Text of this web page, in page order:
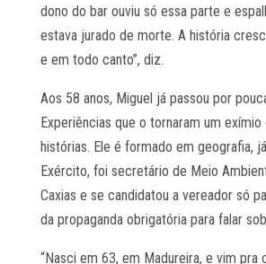
dono do bar ouviu só essa parte e
estava jurado de morte. A história
e em todo canto”, diz.
Aos 58 anos, Miguel já passou por
Experiências que o tornaram um
histórias. Ele é formado em geografia,
Exército, foi secretário de Meio
Caxias e se candidatou a vereador só
da propaganda obrigatória para falar
“Nasci em 63, em Madureira, e vim pra